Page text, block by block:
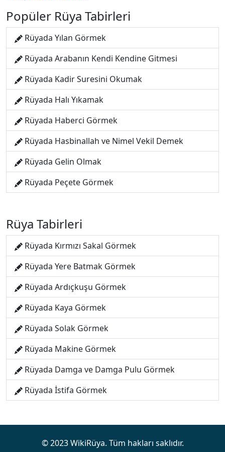
Popüler Rüya Tabirleri
Rüyada Yılan Görmek
Rüyada Arabanın Kendi Kendine Gitmesi
Rüyada Kadir Suresini Okumak
Rüyada Halı Yıkamak
Rüyada Haberci Görmek
Rüyada Hasbinallah ve Nimel Vekil Demek
Rüyada Gelin Olmak
Rüyada Peçete Görmek
Rüya Tabirleri
Rüyada Kırmızı Sakal Görmek
Rüyada Yere Batmak Görmek
Rüyada Ardıçkuşu Görmek
Rüyada Kaya Görmek
Rüyada Solak Görmek
Rüyada Makine Görmek
Rüyada Damga ve Damga Pulu Görmek
Rüyada İstifa Görmek
© 2023 WikiRüya. Tüm hakları saklıdır.